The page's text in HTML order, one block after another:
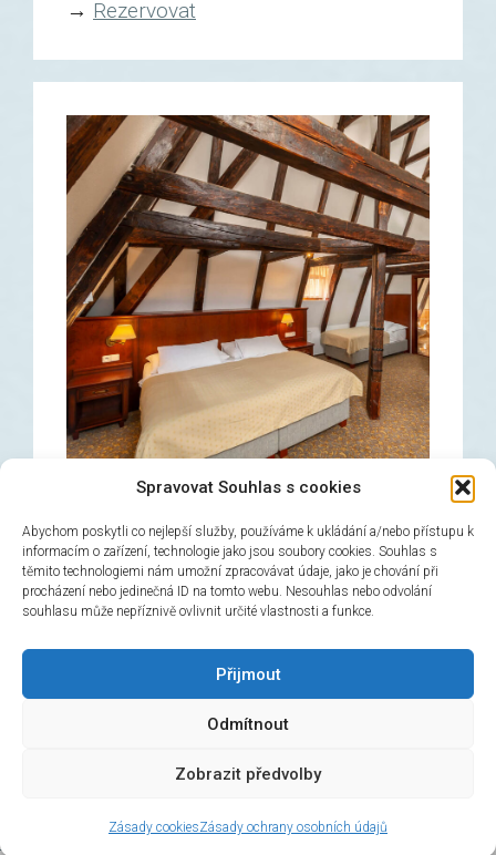
Spravovat Souhlas s cookies
Abychom poskytli co nejlepší služby, používáme k ukládání a/nebo přístupu k
informacím o zařízení, technologie jako jsou soubory cookies. Souhlas s
těmito technologiemi nám umožní zpracovávat údaje, jako je chování při
procházení nebo jedinečná ID na tomto webu. Nesouhlas nebo odvolání
souhlasu může nepříznivě ovlivnit určité vlastnosti a funkce.
Přijmout
Odmítnout
Zobrazit předvolby
Zásady cookiesZásady ochrany osobních údajů
→ Rezervovat
Třílůžkový pokoj
→Rezervovat
© 2026 Hotel Černý slon, design & admin:
HOTEL ČERNÝ SLON v Praze hodnocení